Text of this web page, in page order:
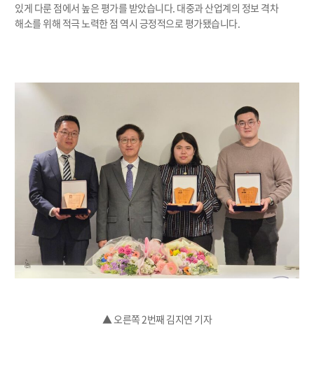
있게 다룬 점에서 높은 평가를 받았습니다. 대중과 산업계의 정보 격차
해소를 위해 적극 노력한 점 역시 긍정적으로 평가됐습니다.
▲ 오른쪽 2번째 김지연 기자